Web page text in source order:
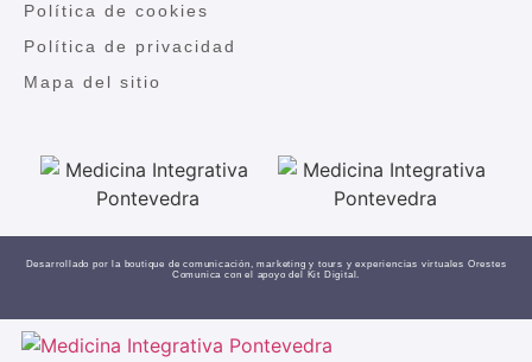
Política de cookies
Política de privacidad
Mapa del sitio
Desarrollado por la boutique de comunicación, marketing y tours y experiencias virtuales Orestes
Comunica con el apoyo del Kit Digital.